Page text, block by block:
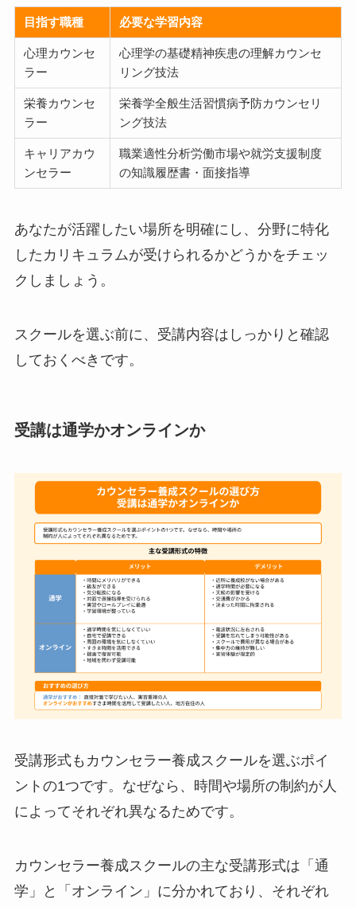
目指す職種 必要な学習内容
心理カウンセ
ラー
心理学の基礎精神疾患の理解カウンセ
リング技法
栄養カウンセ
ラー
栄養学全般生活習慣病予防カウンセリ
ング技法
キャリアカウ
ンセラー
職業適性分析労働市場や就労支援制度
の知識履歴書・面接指導
あなたが活躍したい場所を明確にし、分野に特化
したカリキュラムが受けられるかどうかをチェッ
クしましょう。
スクールを選ぶ前に、受講内容はしっかりと確認
しておくべきです。
受講は通学かオンラインか
受講形式もカウンセラー養成スクールを選ぶポイ
ントの1つです。なぜなら、時間や場所の制約が人
によってそれぞれ異なるためです。
カウンセラー養成スクールの主な受講形式は「通
学」と「オンライン」に分かれており、それぞれ